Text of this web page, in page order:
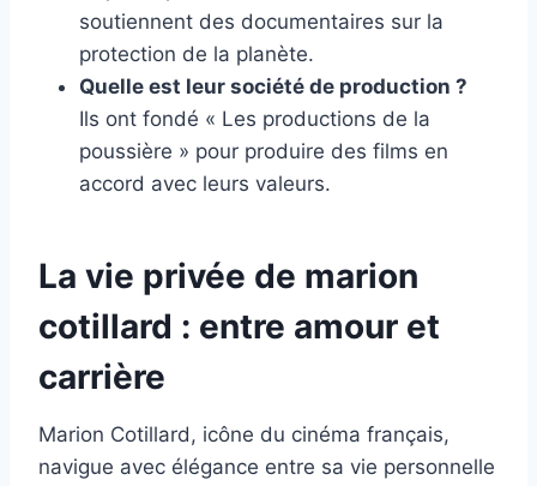
soutiennent des documentaires sur la
protection de la planète.
Quelle est leur société de production ?
Ils ont fondé « Les productions de la
poussière » pour produire des films en
accord avec leurs valeurs.
La vie privée de marion
cotillard : entre amour et
carrière
Marion Cotillard, icône du cinéma français,
navigue avec élégance entre sa vie personnelle